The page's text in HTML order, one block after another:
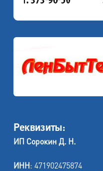
Реквизиты:
ИП Сорокин Д. Н.
ИНН: 471902475874